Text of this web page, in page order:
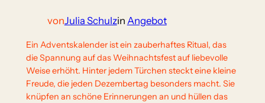
vonJulia Schulzin Angebot
Ein Adventskalender ist ein zauberhaftes Ritual, das
die Spannung auf das Weihnachtsfest auf liebevolle
Weise erhöht. Hinter jedem Türchen steckt eine kleine
Freude, die jeden Dezembertag besonders macht. Sie
knüpfen an schöne Erinnerungen an und hüllen das